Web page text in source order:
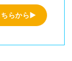
ちらから▶